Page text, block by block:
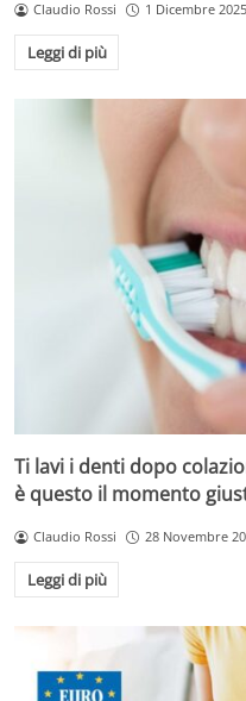
Claudio Rossi 1 Dicembre 2025
Leggi di più
Ti lavi i denti dopo
è questo il momento
Claudio Rossi 28 Novembre
Leggi di più